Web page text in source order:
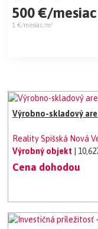
500 €/mesiac
1 €/mesiac/m²
Výrobno-skladový
Reality Spišská Nová
Výrobný objekt
|
Cena dohodou